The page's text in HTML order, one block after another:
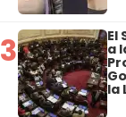
3 El
a
la